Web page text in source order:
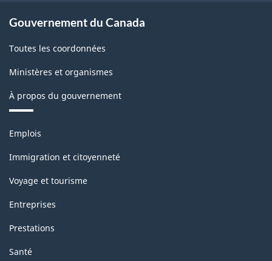
Gouvernement du Canada
Toutes les coordonnées
Ministères et organismes
À propos du gouvernement
Thèmes
sujets
Emplois
Immigration et citoyenneté
Voyage et tourisme
Entreprises
Prestations
Santé